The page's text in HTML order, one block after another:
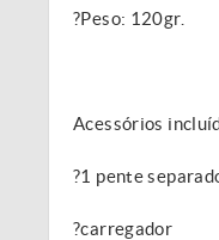
?Peso: 120gr.
Acessórios
?1 pente
?carregador